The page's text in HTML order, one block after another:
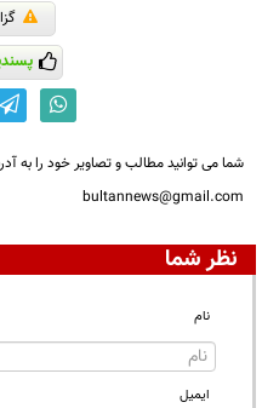
شما می توانید مطالب و تصاویر خود را به
bultannews@gmail.com
نظر شما
نام
ایمیل